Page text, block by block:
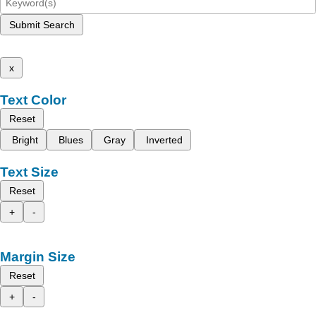
Submit Search
x
Text Color
Reset
Bright
Blues Gray Inverted
Text Size
Reset
+
-
Margin Size
Reset
+
-